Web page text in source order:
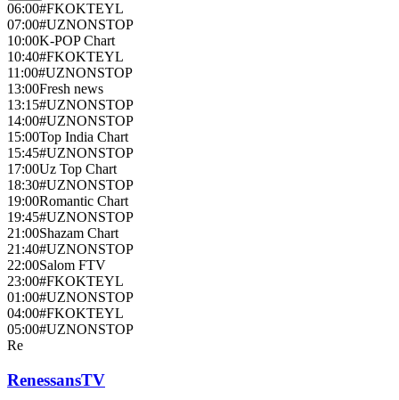
06:00#FKOKTEYL
07:00#UZNONSTOP
10:00K-POP Chart
10:40#FKOKTEYL
11:00#UZNONSTOP
13:00Fresh news
13:15#UZNONSTOP
14:00#UZNONSTOP
15:00Top India Chart
15:45#UZNONSTOP
17:00Uz Top Chart
18:30#UZNONSTOP
19:00Romantic Chart
19:45#UZNONSTOP
21:00Shazam Chart
21:40#UZNONSTOP
22:00Salom FTV
23:00#FKOKTEYL
01:00#UZNONSTOP
04:00#FKOKTEYL
05:00#UZNONSTOP
Re
RenessansTV